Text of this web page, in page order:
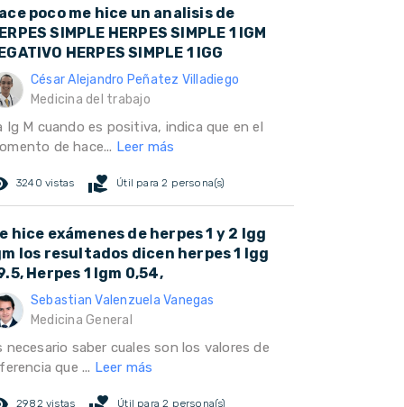
poco me hice un analisis de
SIMPLE HERPES SIMPLE 1 IGM
HERPES SIMPLE 1 IGG
César Alejandro Peñatez Villadiego
Medicina del trabajo
Ig M cuando es positiva, indica que en el
de hace... Leer más
3240 vistas volunteer_activism Útil para 2 persona(s)
hice exámenes de herpes 1 y 2 Igg
los resultados dicen herpes 1 Igg
Herpes 1 Igm 0,54,
Sebastian Valenzuela Vanegas
Medicina General
necesario saber cuales son los valores de
que ... Leer más
2982 vistas Útil para 2 persona(s)